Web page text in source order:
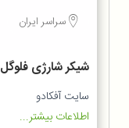
سراسر ایران
شیکر شارژی فلوگل PB050-6214
سایت آفکادو
اطلاعات بیشتر...